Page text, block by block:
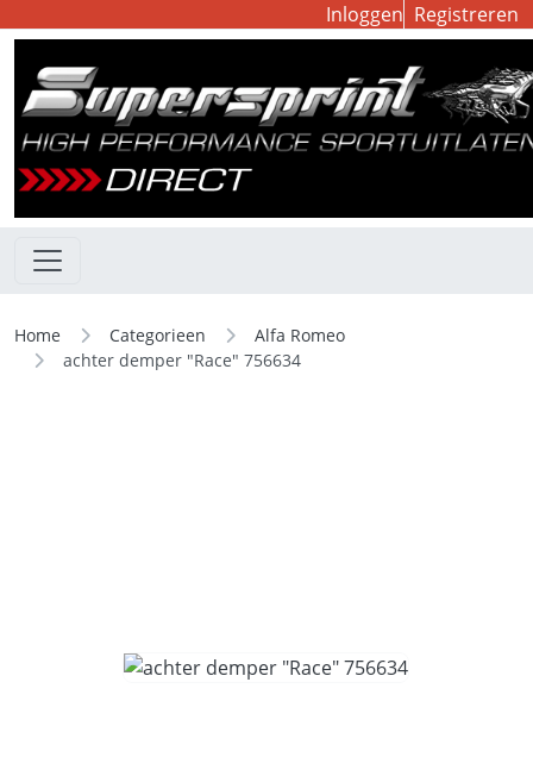
Inloggen Registreren
Home Categorieen
Alfa Romeo
achter demper "Race" 756634